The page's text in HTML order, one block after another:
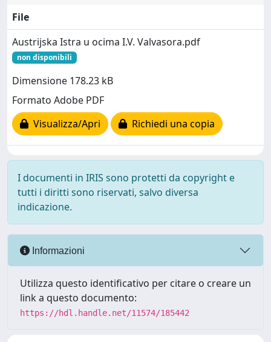
File
Austrijska Istra u ocima I.V. Valvasora.pdf
non disponibili
Dimensione 178.23 kB
Formato Adobe PDF
Visualizza/Apri
Richiedi una copia
I documenti in IRIS sono protetti da copyright e
tutti i diritti sono riservati, salvo diversa
indicazione.
Informazioni
Utilizza questo identificativo per citare o creare un
link a questo documento:
https://hdl.handle.net/11574/185442